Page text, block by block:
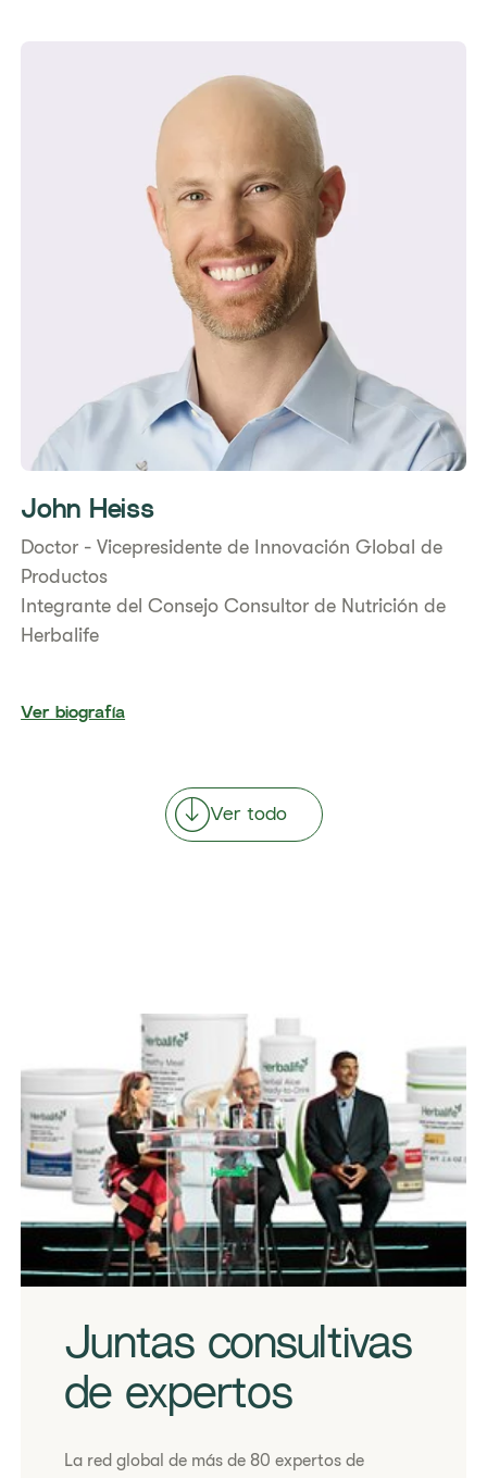
John Heiss
Doctor - Vicepresidente de Innovación Global de
Productos
Integrante del Consejo Consultor de Nutrición de
Herbalife
Ver biografía
Ver todo
​Juntas consultivas
de expertos
​La red global de más de 80 expertos de